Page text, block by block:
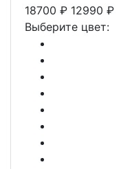
18700 ₽ 12990 ₽
Выберите цвет: